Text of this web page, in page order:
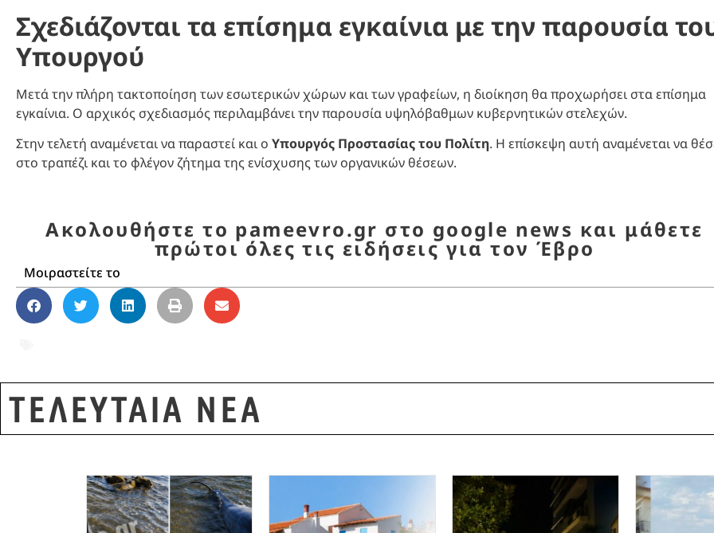
Σχεδιάζονται τα επίσημα εγκαίνια με την παρουσία
Υπουργού
Μετά την πλήρη τακτοποίηση των εσωτερικών χώρων και των γραφείων, η διοίκηση θα προχωρήσει στα επίσημα
εγκαίνια. Ο αρχικός σχεδιασμός περιλαμβάνει την παρουσία υψηλόβαθμων κυβερνητικών στελεχών.
Στην τελετή αναμένεται να παραστεί και ο Υπουργός Προστασίας του Πολίτη. Η επίσκεψη αυτή αναμένεται να
στο τραπέζι και το φλέγον ζήτημα της ενίσχυσης των οργανικών θέσεων.
Ακολουθήστε το pameevro.gr στο google news και μάθετε
πρώτοι όλες τις ειδήσεις για τον Έβρο
Μοιραστείτε το
ΤΕΛΕΥΤΑΙΑ ΝΕΑ